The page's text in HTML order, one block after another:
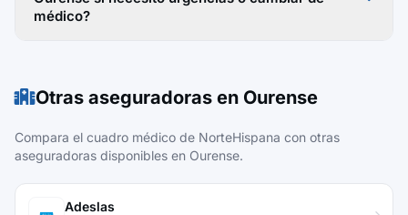
médico?
Otras aseguradoras en Ourense
Compara el cuadro médico de NorteHispana con otras
aseguradoras disponibles en Ourense.
Adeslas